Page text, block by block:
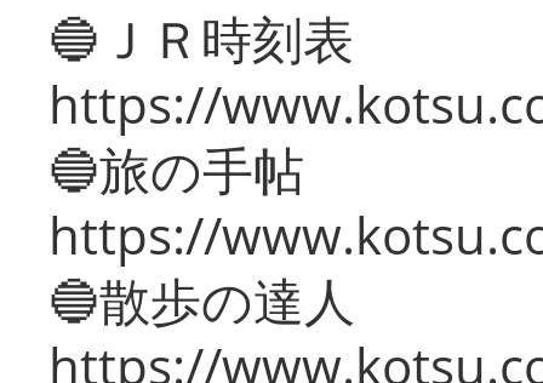
🔵ＪＲ時刻表
https://
🔵旅の手帖
https://
🔵散歩の達人
https://